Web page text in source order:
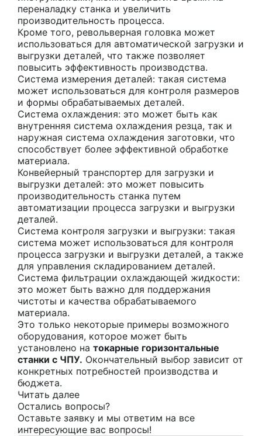
переналадку станка и увеличить
производительность процесса.
Кроме того, револьверная головка может
использоваться для автоматической загрузки и
выгрузки деталей, что также позволяет
повысить эффективность производства.
Система измерения деталей: такая система
может использоваться для контроля размеров
и формы обрабатываемых деталей.
Система охлаждения: это может быть как
внутренняя система охлаждения резца, так и
наружная система охлаждения заготовки, что
способствует более эффективной обработке
материала.
Конвейерный транспортер для загрузки и
выгрузки деталей: это может повысить
производительность станка путем
автоматизации процесса загрузки и выгрузки
деталей.
Система контроля загрузки и выгрузки: такая
система может использоваться для контроля
процесса загрузки и выгрузки деталей, а также
для управления складированием деталей.
Система фильтрации охлаждающей жидкости:
это может быть важно для поддержания
чистоты и качества обрабатываемого
материала.
Это только некоторые примеры возможного
оборудования, которое может быть
установлено на токарные горизонтальные
станки с ЧПУ. Окончательный выбор зависит от
конкретных потребностей производства и
бюджета.
Читать далее
Остались вопросы?
Оставьте заявку и мы ответим на все
интересующие вас вопросы!